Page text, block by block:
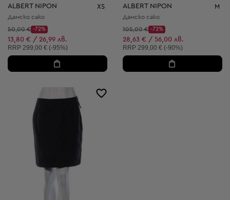
ALBERT NIPON XS
Дамско сако
Начална цена:
50,00 €
Discount Price:
-72%
Намалена цена:
13,80 € / 26,99 лв.
Препоръчителна цена:
RRP 299,00 € (-95%)
ALBERT NIPON M
Дамско сако
Начална цена:
105,00 €
Discount Price:
-72%
Намалена цена:
28,63 € / 56,00 лв.
Препоръчителна цена:
RRP 299,00 € (-90%)